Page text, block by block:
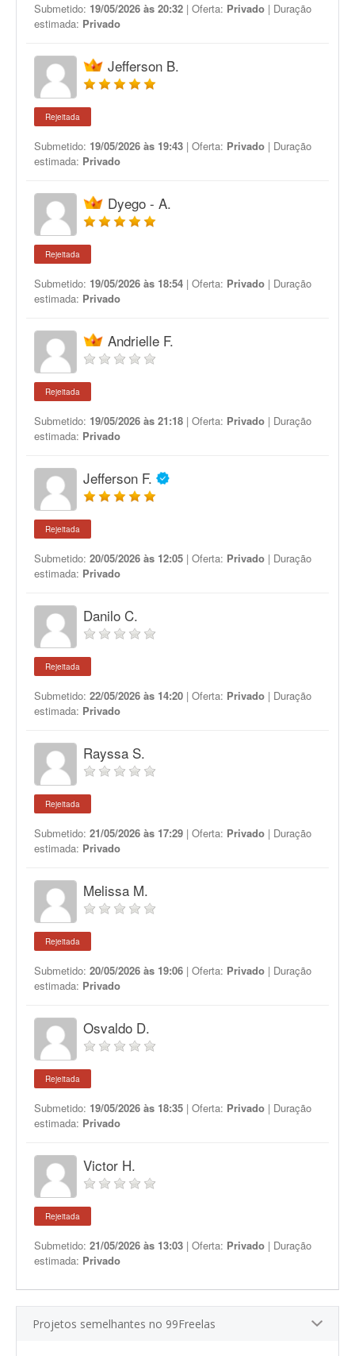
Submetido: 19/05/2026 às 20:32 | Oferta: Privado | Duração
estimada: Privado
Jefferson B.
Rejeitada
Submetido: 19/05/2026 às 19:43 | Oferta: Privado | Duração
estimada: Privado
Dyego - A.
Rejeitada
Submetido: 19/05/2026 às 18:54 | Oferta: Privado | Duração
estimada: Privado
Andrielle F.
Rejeitada
Submetido: 19/05/2026 às 21:18 | Oferta: Privado | Duração
estimada: Privado
Jefferson F.
Rejeitada
Submetido: 20/05/2026 às 12:05 | Oferta: Privado | Duração
estimada: Privado
Danilo C.
Rejeitada
Submetido: 22/05/2026 às 14:20 | Oferta: Privado | Duração
estimada: Privado
Rayssa S.
Rejeitada
Submetido: 21/05/2026 às 17:29 | Oferta: Privado | Duração
estimada: Privado
Melissa M.
Rejeitada
Submetido: 20/05/2026 às 19:06 | Oferta: Privado | Duração
estimada: Privado
Osvaldo D.
Rejeitada
Submetido: 19/05/2026 às 18:35 | Oferta: Privado | Duração
estimada: Privado
Victor H.
Rejeitada
Submetido: 21/05/2026 às 13:03 | Oferta: Privado | Duração
estimada: Privado
Projetos semelhantes no 99Freelas